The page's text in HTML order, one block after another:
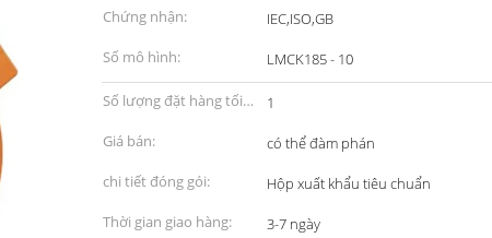
Chứng nhận:
IEC,ISO,GB
Số mô hình:
LMCK185 - 10
Số lượng đặt hàng tối
thiểu:
1
Giá bán:
có thể đàm phán
chi tiết đóng gói:
Hộp xuất khẩu tiêu chuẩn
Thời gian giao hàng:
3-7 ngày